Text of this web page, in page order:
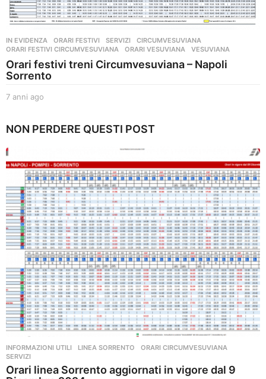
IN EVIDENZA ,ORARI FESTIVI ,SERVIZI CIRCUMVESUVIANA
ORARI FESTIVI CIRCUMVESUVIANA
,ORARI VESUVIANA ,VESUVIANA
Orari festivi treni Circumvesuviana – Napoli
Sorrento
7 anni ago
n
g
o
NON PERDERE QUESTI POST
INFORMAZIONI UTILI ,LINEA SORRENTO ,ORARI CIRCUMVESUVIANA
SERVIZI
Orari linea Sorrento aggiornati in vigore dal 9